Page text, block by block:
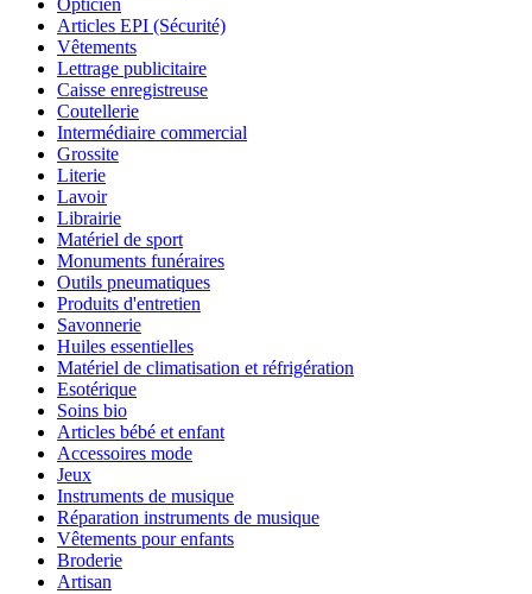
Opticien
Articles EPI (Sécurité)
Vêtements
Lettrage publicitaire
Caisse enregistreuse
Coutellerie
Intermédiaire commercial
Grossite
Literie
Lavoir
Librairie
Matériel de sport
Monuments funéraires
Outils pneumatiques
Produits d'entretien
Savonnerie
Huiles essentielles
Matériel de climatisation et réfrigération
Esotérique
Soins bio
Articles bébé et enfant
Accessoires mode
Jeux
Instruments de musique
Réparation instruments de musique
Vêtements pour enfants
Broderie
Artisan